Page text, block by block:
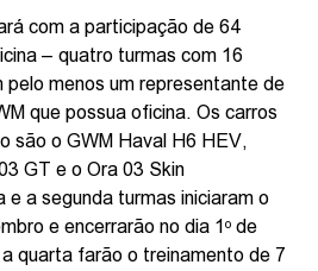
com a participação de 64
– quatro turmas com 16
menos um representante de
que possua oficina. Os carros
são o GWM Haval H6 HEV,
GT e o Ora 03 Skin
e a segunda turmas iniciaram o
e encerrarão no dia 1ᵒ de
quarta farão o treinamento de 7